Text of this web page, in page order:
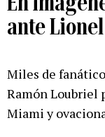
ante
Miles de
Ramón Loubriel
Miami y